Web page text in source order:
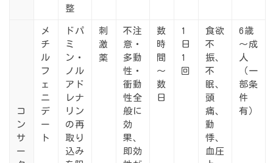
整
コ
ン
サ
ー
メ
チ
ル
フ
ェ
ニ
デ
ー
ト
ドパ
ミ
ン・
ノル
アド
レナ
リン
の再
取り
込み
刺
激
薬
不注
意・
多動
性・
衝動
性全
般に
効
果、
即効
数
時
間
～
数
日
1
日
1
回
食欲
不
振、
不
眠、
頭
痛、
動
悸、
血圧
6歳
～成
人
（一
部条
件
有）